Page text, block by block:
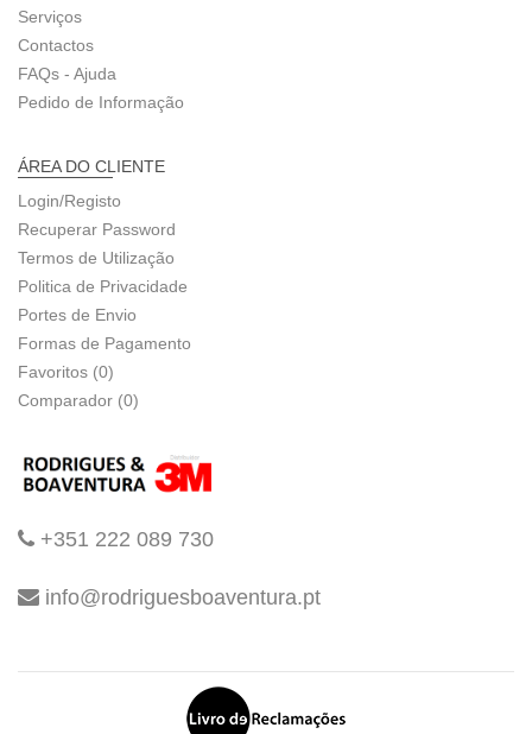
Serviços
Contactos
FAQs - Ajuda
Pedido de Informação
ÁREA DO CLIENTE
Login/Registo
Recuperar Password
Termos de Utilização
Politica de Privacidade
Portes de Envio
Formas de Pagamento
Favoritos (0)
Comparador (0)
+351 222 089 730
info@rodriguesboaventura.pt